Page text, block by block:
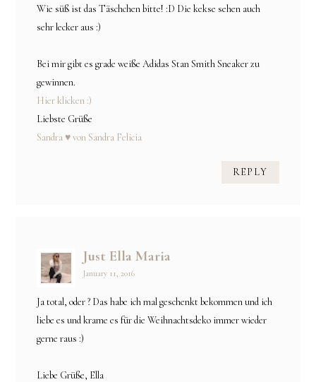
Wie süß ist das Täschchen bitte! :D Die kekse sehen auch
sehr lecker aus :)
Bei mir gibt es grade weiße Adidas Stan Smith Sneaker zu
gewinnen.
Hier klicken :)
Liebste Grüße
Sandra ♥ von Sandra Felicia
REPLY
Just Ella Maria
January 11, 2016
Ja total, oder ? Das habe ich mal geschenkt bekommen und ich
liebe es und krame es für die Weihnachtsdeko immer wieder
gerne raus :)
Liebe Grüße, Ella